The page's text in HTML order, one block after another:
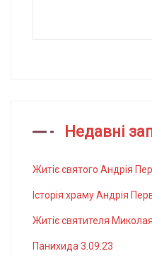
Недавні
Житіє святого Андрія
Історія храму Андрія
Житіє святителя Миколая
Панихида 3.09.23